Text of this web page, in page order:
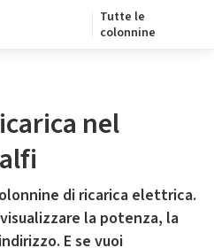
Tutte le
colonnine
nel
di ricarica elettrica.
la potenza, la
E se vuoi